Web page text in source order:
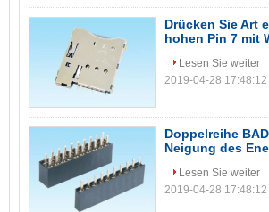
Drücken Sie Art
hohen Pin 7 mit
Lesen Sie weiter
2019-04-28 17:48:12
Doppelreihe
Neigung des
Lesen Sie weiter
2019-04-28 17:48:12